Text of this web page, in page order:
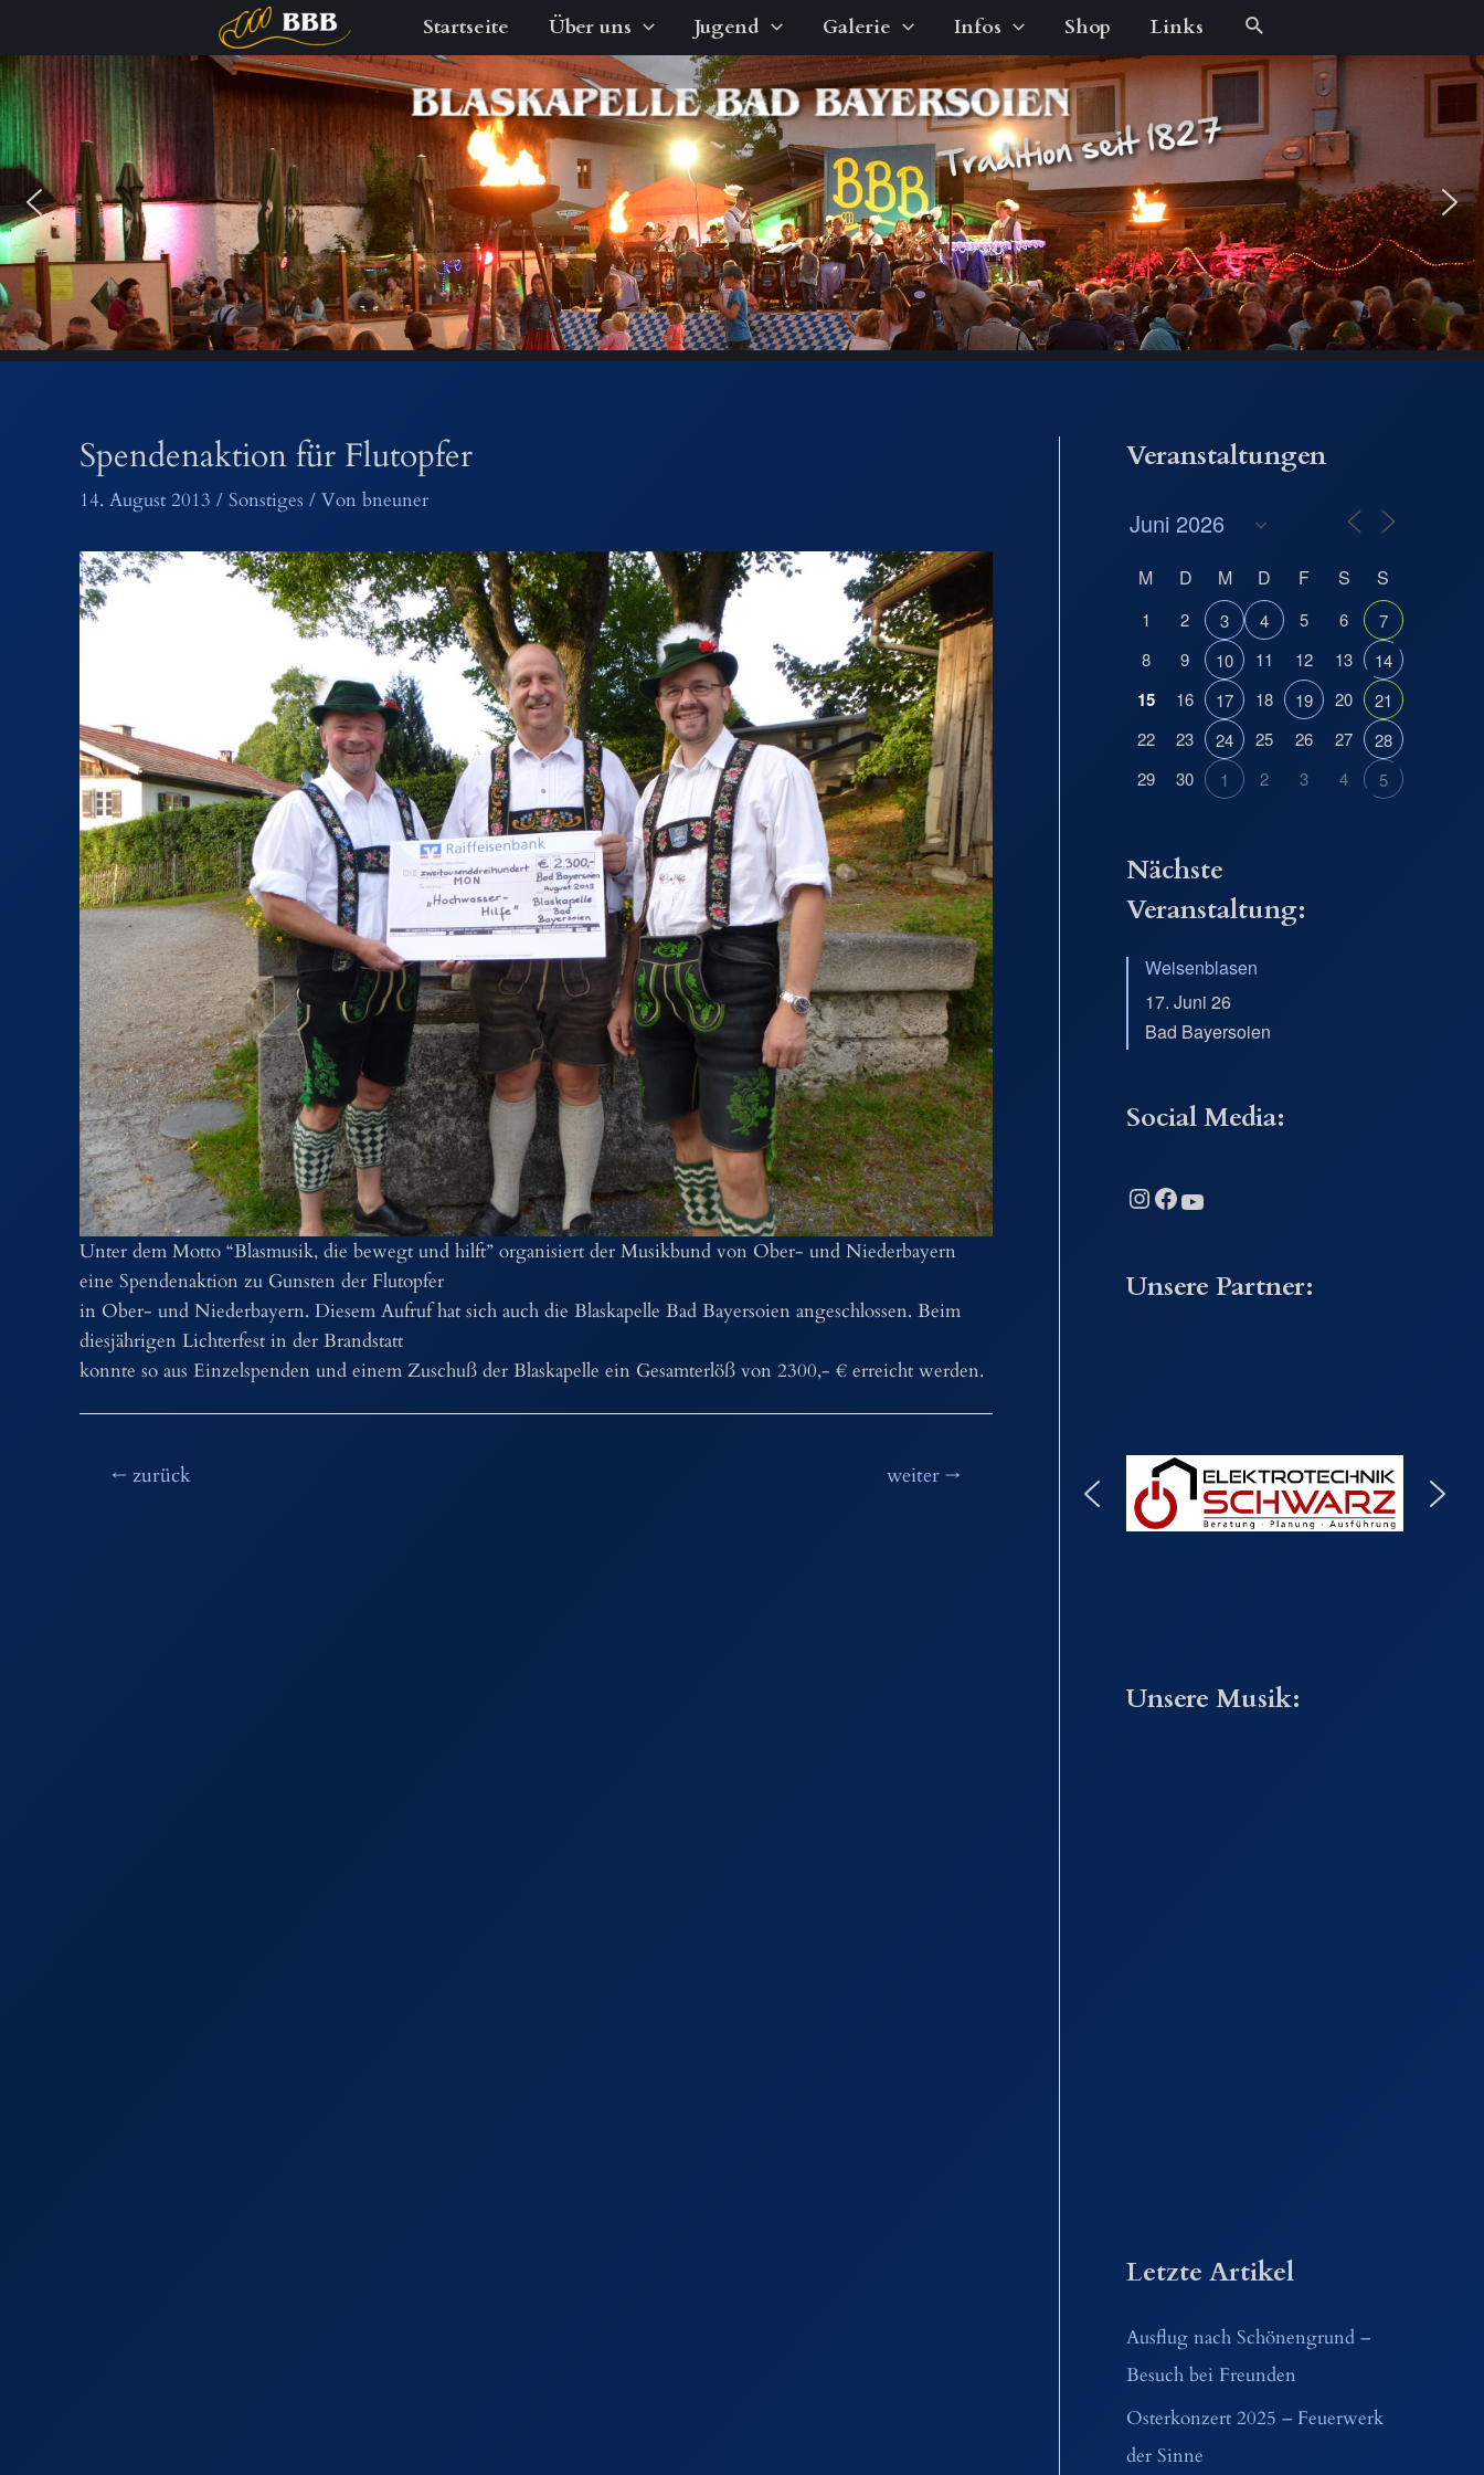
Zum
Inhalt
springen
Startseite Über uns Jugend Galerie Infos Shop Links Suche
Spendenaktion für Flutopfer
14. August 2013 / Sonstiges / Von bneuner
Unter dem Motto “Blasmusik, die bewegt und hilft” organisiert der Musikbund von Ober- und Niederbayern
eine Spendenaktion zu Gunsten der Flutopfer
in Ober- und Niederbayern. Diesem Aufruf hat sich auch die Blaskapelle Bad Bayersoien angeschlossen. Beim
diesjährigen Lichterfest in der Brandstatt
konnte so aus Einzelspenden und einem Zuschuß der Blaskapelle ein Gesamterlöß von 2300,- € erreicht werden.
Beitragsnavigation
← zurück weiter →
Veranstaltungen
M D M D F S S
1 2 3 4 5 6
7
8
9 10 11 12 13 14
15 16 17 18 19 20
21
22
23 24 25 26 27
28
29
30 1 2 3 4 5
Nächste
Veranstaltung:
Weisenblasen
17. Juni 26
Bad Bayersoien
Social Media:
Instagram Facebook YouTube
Unsere Partner:
Unsere Musik:
Letzte Artikel
Ausflug nach Schönengrund –
Besuch bei Freunden
Osterkonzert 2025 – Feuerwerk
der Sinne